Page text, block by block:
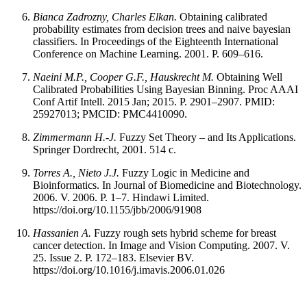
Bianca Zadrozny, Charles Elkan. Obtaining calibrated
probability estimates from decision trees and naive bayesian
classifiers. In Proceedings of the Eighteenth International
Conference on Machine Learning. 2001. P. 609–616.
Naeini M.P., Cooper G.F., Hauskrecht M. Obtaining Well
Calibrated Probabilities Using Bayesian Binning. Proc AAAI
Conf Artif Intell. 2015 Jan; 2015. P. 2901–2907. PMID:
25927013; PMCID: PMC4410090.
Zimmermann H.-J. Fuzzy Set Theory – and Its Applications.
Springer Dordrecht, 2001. 514 c.
Torres A., Nieto J.J. Fuzzy Logic in Medicine and
Bioinformatics. In Journal of Biomedicine and Biotechnology.
2006. V. 2006. P. 1–7. Hindawi Limited.
https://doi.org/10.1155/jbb/2006/91908
Hassanien A. Fuzzy rough sets hybrid scheme for breast
cancer detection. In Image and Vision Computing. 2007. V.
25. Issue 2. P. 172–183. Elsevier BV.
https://doi.org/10.1016/j.imavis.2006.01.026